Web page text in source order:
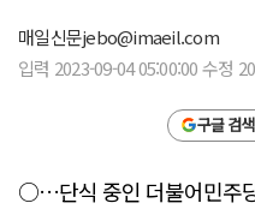
매일신문jebo@imaeil.com
입력 2023-09-04 05:00:00 수정
구글 검
○…단식 중인 더불어민주